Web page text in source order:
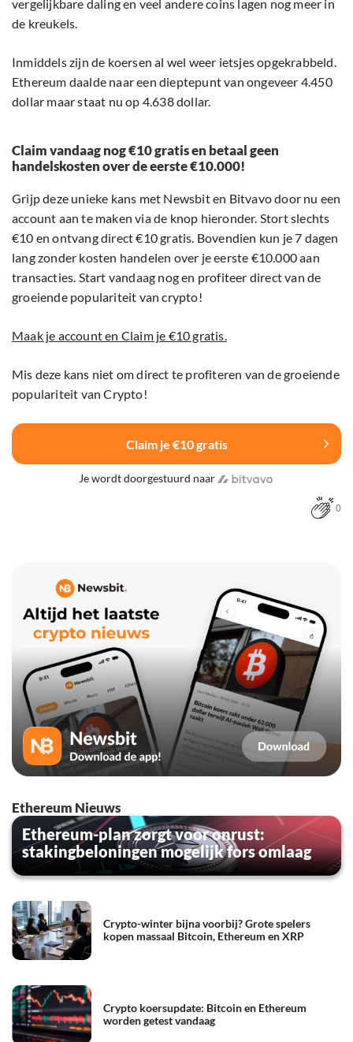
vergelijkbare daling en veel andere coins lagen nog meer in
de kreukels.
Inmiddels zijn de koersen al wel weer ietsjes opgekrabbeld.
Ethereum daalde naar een dieptepunt van ongeveer 4.450
dollar maar staat nu op 4.638 dollar.
Claim vandaag nog €10 gratis en betaal geen
handelskosten over de eerste €10.000!
Grijp deze unieke kans met Newsbit en Bitvavo door nu een
account aan te maken via de knop hieronder. Stort slechts
€10 en ontvang direct €10 gratis. Bovendien kun je 7 dagen
lang zonder kosten handelen over je eerste €10.000 aan
transacties. Start vandaag nog en profiteer direct van de
groeiende populariteit van crypto!
Maak je account en Claim je €10 gratis.
Mis deze kans niet om direct te profiteren van de groeiende
populariteit van Crypto!
Claim je €10 gratis
Je wordt doorgestuurd naar
0
Ethereum Nieuws
Ethereum-plan zorgt voor onrust:
stakingbeloningen mogelijk fors omlaag
Crypto-winter bijna voorbij? Grote spelers
kopen massaal Bitcoin, Ethereum en XRP
Crypto koersupdate: Bitcoin en Ethereum
worden getest vandaag